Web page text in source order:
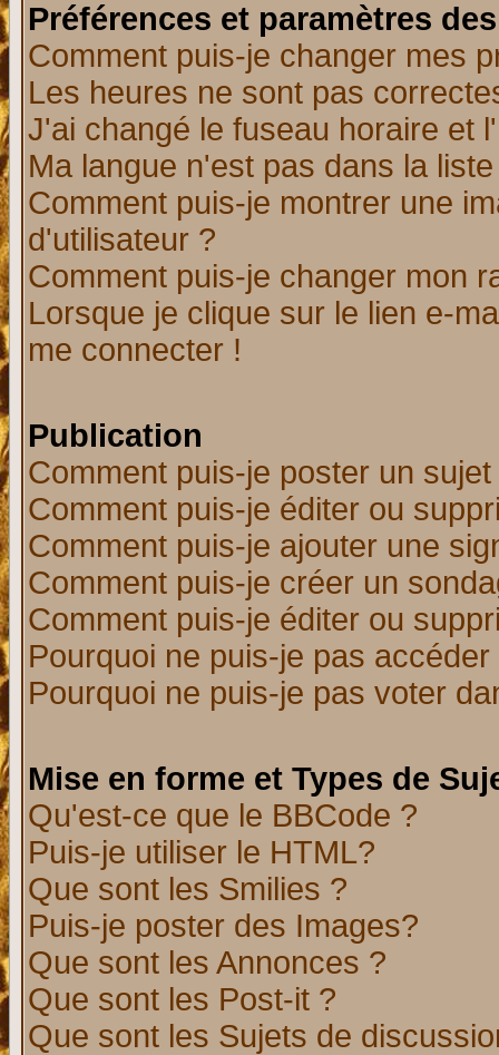
Préférences et paramètres
Comment puis-je changer mes
Les heures ne sont pas
J'ai changé le fuseau horaire et
Ma langue n'est pas dans la
Comment puis-je montrer une
d'utilisateur ?
Comment puis-je changer mon
Lorsque je clique sur le lien e-
me connecter !
Publication
Comment puis-je poster un
Comment puis-je éditer ou
Comment puis-je ajouter une
Comment puis-je créer un
Comment puis-je éditer ou
Pourquoi ne puis-je pas
Pourquoi ne puis-je pas voter
Mise en forme et Types de
Qu'est-ce que le BBCode ?
Puis-je utiliser le HTML?
Que sont les Smilies ?
Puis-je poster des Images?
Que sont les Annonces ?
Que sont les Post-it ?
Que sont les Sujets de